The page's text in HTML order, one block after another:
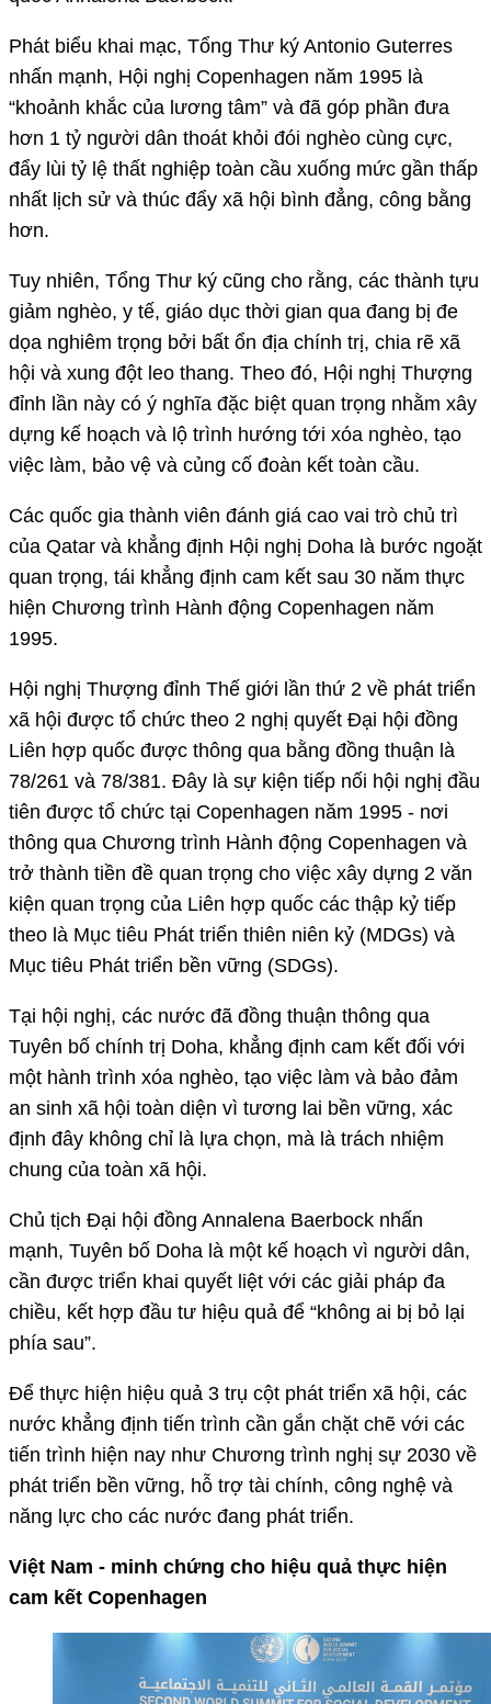
Phát biểu khai mạc, Tổng Thư ký Antonio Guterres
nhấn mạnh, Hội nghị Copenhagen năm 1995 là
“khoảnh khắc của lương tâm” và đã góp phần đưa
hơn 1 tỷ người dân thoát khỏi đói nghèo cùng cực,
đẩy lùi tỷ lệ thất nghiệp toàn cầu xuống mức gần thấp
nhất lịch sử và thúc đẩy xã hội bình đẳng, công bằng
hơn.
Tuy nhiên, Tổng Thư ký cũng cho rằng, các thành tựu
giảm nghèo, y tế, giáo dục thời gian qua đang bị đe
dọa nghiêm trọng bởi bất ổn địa chính trị, chia rẽ xã
hội và xung đột leo thang. Theo đó, Hội nghị Thượng
đỉnh lần này có ý nghĩa đặc biệt quan trọng nhằm xây
dựng kế hoạch và lộ trình hướng tới xóa nghèo, tạo
việc làm, bảo vệ và củng cố đoàn kết toàn cầu.
Các quốc gia thành viên đánh giá cao vai trò chủ trì
của Qatar và khẳng định Hội nghị Doha là bước ngoặt
quan trọng, tái khẳng định cam kết sau 30 năm thực
hiện Chương trình Hành động Copenhagen năm
1995.
Hội nghị Thượng đỉnh Thế giới lần thứ 2 về phát triển
xã hội được tổ chức theo 2 nghị quyết Đại hội đồng
Liên hợp quốc được thông qua bằng đồng thuận là
78/261 và 78/381. Đây là sự kiện tiếp nối hội nghị đầu
tiên được tổ chức tại Copenhagen năm 1995 - nơi
thông qua Chương trình Hành động Copenhagen và
trở thành tiền đề quan trọng cho việc xây dựng 2 văn
kiện quan trọng của Liên hợp quốc các thập kỷ tiếp
theo là Mục tiêu Phát triển thiên niên kỷ (MDGs) và
Mục tiêu Phát triển bền vững (SDGs).
Tại hội nghị, các nước đã đồng thuận thông qua
Tuyên bố chính trị Doha, khẳng định cam kết đối với
một hành trình xóa nghèo, tạo việc làm và bảo đảm
an sinh xã hội toàn diện vì tương lai bền vững, xác
định đây không chỉ là lựa chọn, mà là trách nhiệm
chung của toàn xã hội.
Chủ tịch Đại hội đồng Annalena Baerbock nhấn
mạnh, Tuyên bố Doha là một kế hoạch vì người dân,
cần được triển khai quyết liệt với các giải pháp đa
chiều, kết hợp đầu tư hiệu quả để “không ai bị bỏ lại
phía sau”.
Để thực hiện hiệu quả 3 trụ cột phát triển xã hội, các
nước khẳng định tiến trình cần gắn chặt chẽ với các
tiến trình hiện nay như Chương trình nghị sự 2030 về
phát triển bền vững, hỗ trợ tài chính, công nghệ và
năng lực cho các nước đang phát triển.
Việt Nam - minh chứng cho hiệu quả thực hiện
cam kết Copenhagen